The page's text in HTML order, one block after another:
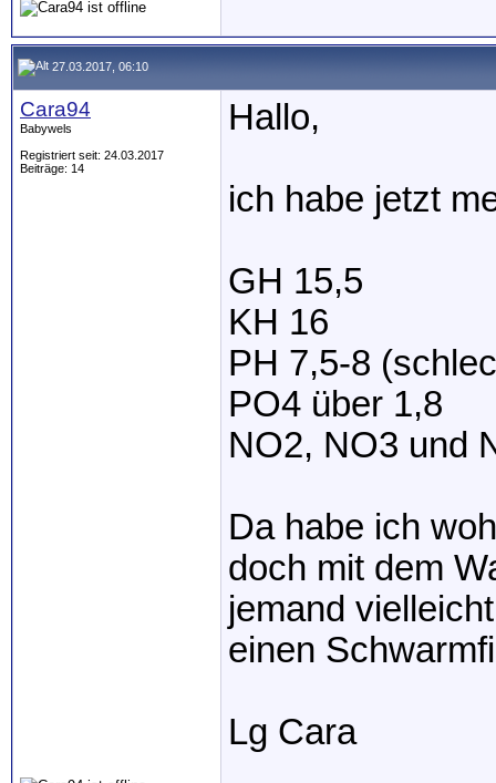
27.03.2017, 06:10
Cara94
Babywels
Registriert seit: 24.03.2017
Beiträge: 14
Hallo,
ich habe jetzt
GH 15,5
KH 16
PH 7,5-8
PO4 über 1,8
NO2, NO3 und
Da habe ich
doch mit dem
jemand
einen
Lg Cara